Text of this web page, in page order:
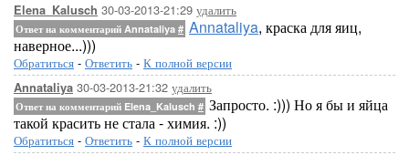
Elena_Kalusch 30-03-2013-21:29 удалить
Ответ на комментарий Annataliya # Annataliya, краска для яиц,
наверное...)))
Обратиться - Ответить - К полной версии
Annataliya 30-03-2013-21:32 удалить
Ответ на комментарий Elena_Kalusch # Запросто. :))) Но я бы и яйца
такой красить не стала - химия. :))
Обратиться - Ответить - К полной версии